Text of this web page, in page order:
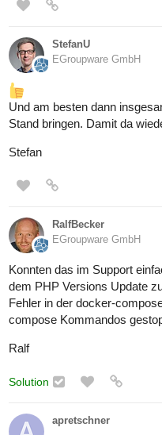
StefanU
EGroupware GmbH
Und am besten dann
Stand bringen. Damit da
Stefan
RalfBecker
EGroupware GmbH
Konnten das im Support
dem PHP Versions Update
Fehler in der docker-
compose Kommandos
Ralf
Solution
apretschner